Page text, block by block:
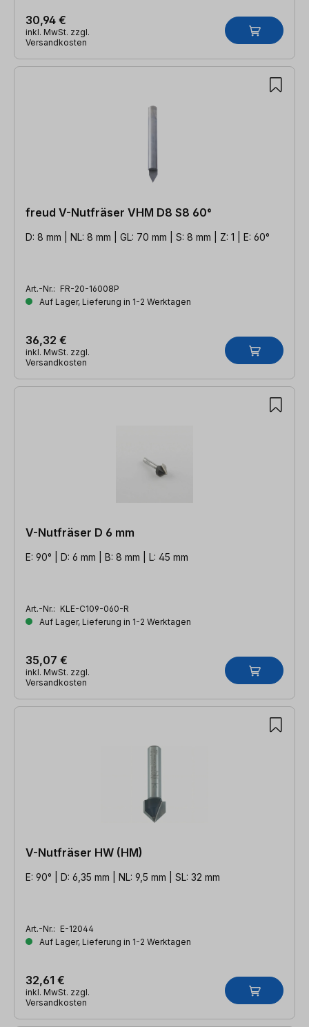
30,94 €
inkl. MwSt. zzgl.
Versandkosten
freud V-Nutfräser VHM D8 S8 60°
D: 8 mm | NL: 8 mm | GL: 70 mm | S: 8 mm | Z: 1 | E: 60°
Art.-Nr.: FR-20-16008P
Auf Lager, Lieferung in 1-2 Werktagen
36,32 €
inkl. MwSt. zzgl.
Versandkosten
V-Nutfräser D 6 mm
E: 90° | D: 6 mm | B: 8 mm | L: 45 mm
Art.-Nr.: KLE-C109-060-R
Auf Lager, Lieferung in 1-2 Werktagen
35,07 €
inkl. MwSt. zzgl.
Versandkosten
V-Nutfräser HW (HM)
E: 90° | D: 6,35 mm | NL: 9,5 mm | SL: 32 mm
Art.-Nr.: E-12044
Auf Lager, Lieferung in 1-2 Werktagen
32,61 €
inkl. MwSt. zzgl.
Versandkosten